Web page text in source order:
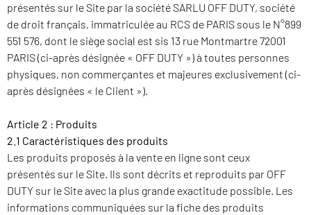
présentés sur le Site par la société SARLU OFF DUTY, société
de droit français, immatriculée au RCS de PARIS sous le N°899
551 576, dont le siège social est sis 13 rue Montmartre 72001
PARIS (ci-après désignée « OFF DUTY ») à toutes personnes
physiques, non commerçantes et majeures exclusivement (ci-
après désignées « le Client »).
Article 2 : Produits
2.1 Caractéristiques des produits
Les produits proposés à la vente en ligne sont ceux
présentés sur le Site. Ils sont décrits et reproduits par OFF
DUTY sur le Site avec la plus grande exactitude possible. Les
informations communiquées sur la fiche des produits